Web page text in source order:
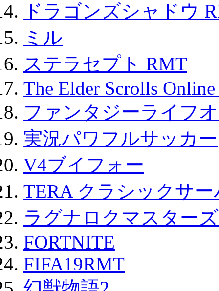
ドラゴンズシャドウ
ミル
ステラセプト RMT
The Elder Scrolls
ファンタジーライフ
実況パワフルサッカー
V4ブイフォー
TERA クラシックサ
ラグナロクマスター
FORTNITE
FIFA19RMT